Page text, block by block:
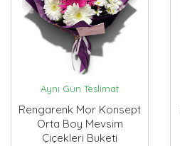
Aynı Gün Teslimat
Rengarenk Mor Konsept
Orta Boy Mevsim
Çiçekleri Buketi